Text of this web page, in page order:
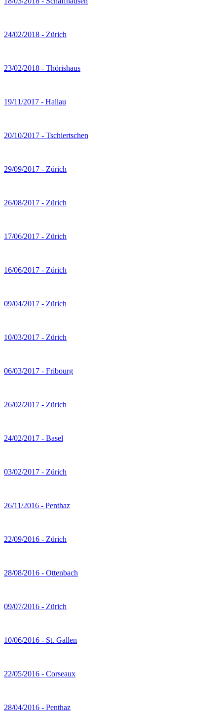
24/02/2018 - Zürich
23/02/2018 - Thörishaus
19/11/2017 - Hallau
20/10/2017 - Tschiertschen
29/09/2017 - Zürich
26/08/2017 - Zürich
17/06/2017 - Zürich
16/06/2017 - Zürich
09/04/2017 - Zürich
10/03/2017 - Zürich
06/03/2017 - Fribourg
26/02/2017 - Zürich
24/02/2017 - Basel
03/02/2017 - Zürich
26/11/2016 - Penthaz
22/09/2016 - Zürich
28/08/2016 - Ottenbach
09/07/2016 - Zürich
10/06/2016 - St. Gallen
22/05/2016 - Corseaux
28/04/2016 - Penthaz